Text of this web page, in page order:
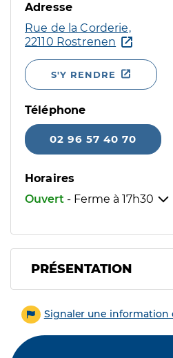
Adresse
Rue de la Corderie,
22110 Rostrenen
S'Y RENDRE
Téléphone
02 96 57 40 70
Horaires
Ouvert - Ferme à 17h30
PRÉSENTATION
Signaler une information